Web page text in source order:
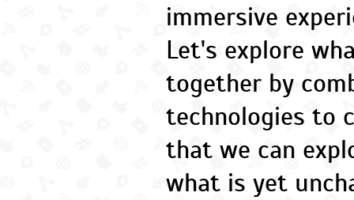
immersive
Let's explore
together by
technologies to
that we can
what is yet